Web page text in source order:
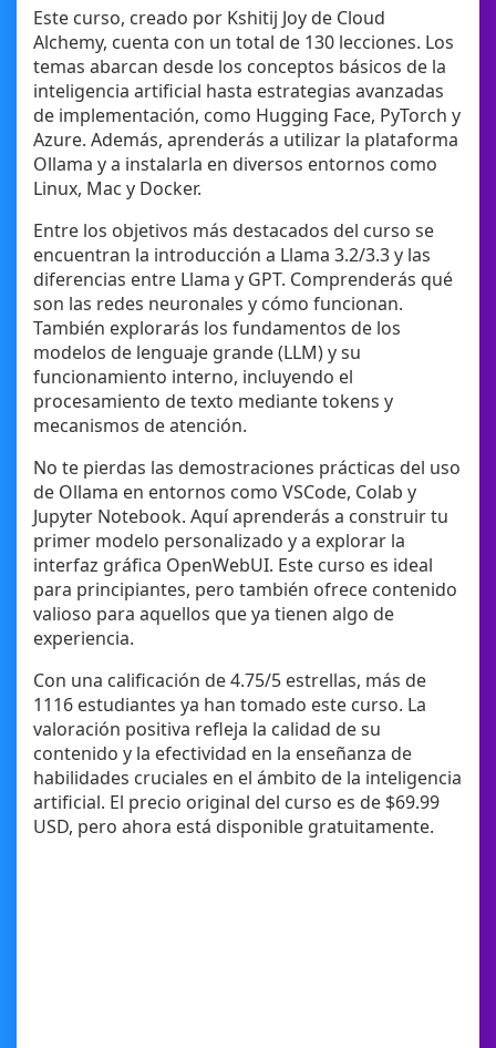
Este curso, creado por Kshitij Joy de Cloud
Alchemy, cuenta con un total de 130 lecciones. Los
temas abarcan desde los conceptos básicos de la
inteligencia artificial hasta estrategias avanzadas
de implementación, como Hugging Face, PyTorch y
Azure. Además, aprenderás a utilizar la plataforma
Ollama y a instalarla en diversos entornos como
Linux, Mac y Docker.
Entre los objetivos más destacados del curso se
encuentran la introducción a Llama 3.2/3.3 y las
diferencias entre Llama y GPT. Comprenderás qué
son las redes neuronales y cómo funcionan.
También explorarás los fundamentos de los
modelos de lenguaje grande (LLM) y su
funcionamiento interno, incluyendo el
procesamiento de texto mediante tokens y
mecanismos de atención.
No te pierdas las demostraciones prácticas del uso
de Ollama en entornos como VSCode, Colab y
Jupyter Notebook. Aquí aprenderás a construir tu
primer modelo personalizado y a explorar la
interfaz gráfica OpenWebUI. Este curso es ideal
para principiantes, pero también ofrece contenido
valioso para aquellos que ya tienen algo de
experiencia.
Con una calificación de 4.75/5 estrellas, más de
1116 estudiantes ya han tomado este curso. La
valoración positiva refleja la calidad de su
contenido y la efectividad en la enseñanza de
habilidades cruciales en el ámbito de la inteligencia
artificial. El precio original del curso es de $69.99
USD, pero ahora está disponible gratuitamente.